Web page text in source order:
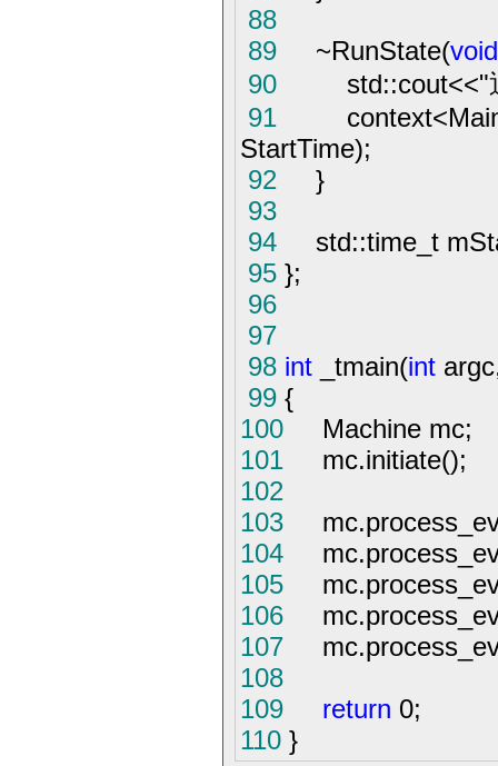
88
89
~RunState(void
90
std::cout<<"
91
context<
StartTime);
92
}
93
94
std::time_t
95 };
96
97
98 int _tmain(int
99 {
100
Machine mc;
101
mc.initiate();
102
103
104
105
106
107
108
109
return 0;
110 }